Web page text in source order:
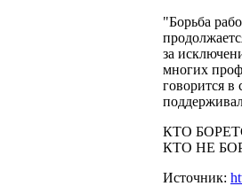
"Борьба
за
многих
говорится
КТО
КТО НЕ
Источник: